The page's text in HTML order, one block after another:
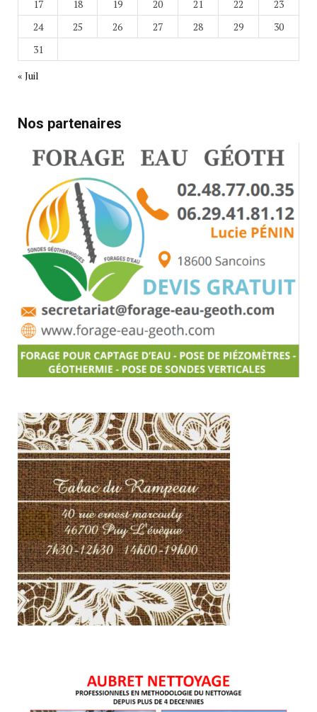
17
18 19 20 21 22
23
24
25 26 27 28 29
30
31
« Juil
Nos partenaires